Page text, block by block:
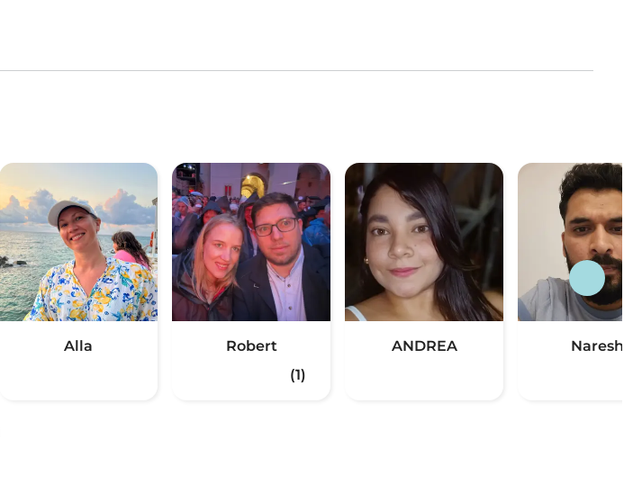
Alla
Robert
(1)
ANDREA Naresh